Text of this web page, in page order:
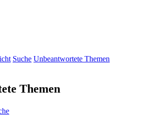
Suche Unbeantwortete Themen
Themen